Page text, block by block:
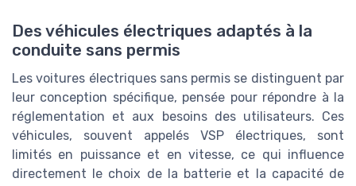
Des véhicules électriques adaptés à la
conduite sans permis
Les voitures électriques sans permis se distinguent par
leur conception spécifique, pensée pour répondre à la
réglementation et aux besoins des utilisateurs. Ces
véhicules, souvent appelés VSP électriques, sont
limités en puissance et en vitesse, ce qui influence
directement le choix de la batterie et la capacité de